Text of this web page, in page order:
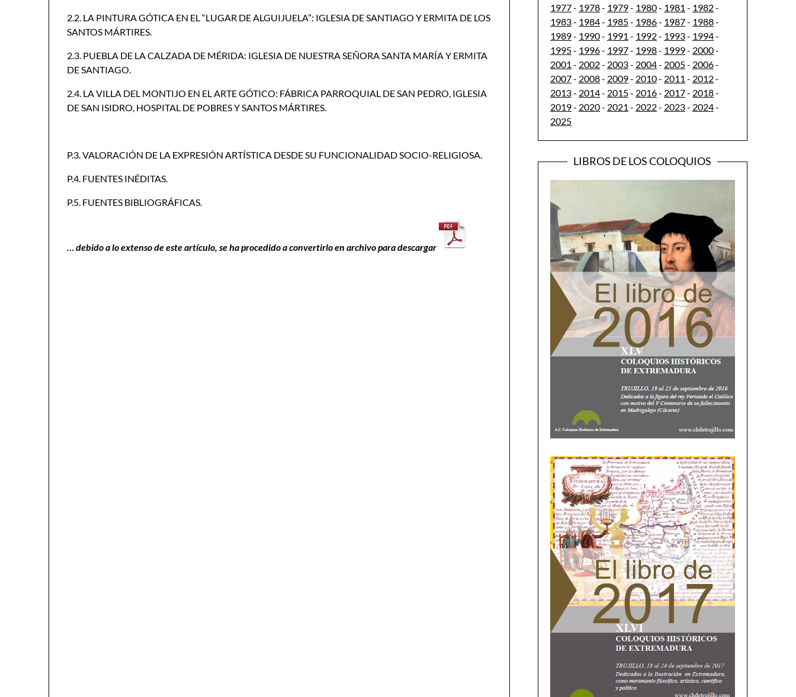
2.2. LA PINTURA GÓTICA EN EL “LUGAR DE ALGUIJUELA”: IGLESIA DE SANTIAGO Y ERMITA DE LOS
SANTOS MÁRTIRES.
2.3. PUEBLA DE LA CALZADA DE MÉRIDA: IGLESIA DE NUESTRA SEÑORA SANTA MARÍA Y ERMITA
DE SANTIAGO.
2.4. LA VILLA DEL MONTIJO EN EL ARTE GÓTICO: FÁBRICA PARROQUIAL DE SAN PEDRO, IGLESIA
DE SAN ISIDRO, HOSPITAL DE POBRES Y SANTOS MÁRTIRES.
P.3. VALORACIÓN DE LA EXPRESIÓN ARTÍSTICA DESDE SU FUNCIONALIDAD SOCIO-RELIGIOSA.
P.4. FUENTES INÉDITAS.
P.5. FUENTES BIBLIOGRÁFICAS.
… debido a lo extenso de este artículo, se ha procedido a convertirlo en archivo para descargar
1977- 1978- 1979- 1980- 1981 - 1982-
1983- 1984- 1985- 1986- 1987- 1988-
1989- 1990- 1991 - 1992- 1993- 1994-
1995- 1996- 1997- 1998- 1999- 2000-
2001 - 2002- 2003- 2004- 2005- 2006-
2007- 2008- 2009- 2010- 2011 - 2012-
2013- 2014- 2015- 2016- 2017- 2018-
2019- 2020- 2021 - 2022- 2023- 2024-
2025
LIBROS DE LOS COLOQUIOS